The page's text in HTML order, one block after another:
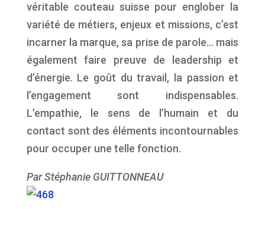
véritable couteau suisse pour englober la
variété de métiers, enjeux et missions, c’est
incarner la marque, sa prise de parole… mais
également faire preuve de leadership et
d’énergie. Le goût du travail, la passion et
l’engagement sont indispensables.
L’empathie, le sens de l’humain et du
contact sont des éléments incontournables
pour occuper une telle fonction.
Par Stéphanie GUITTONNEAU